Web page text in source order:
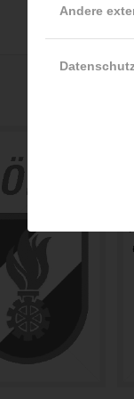
Andere